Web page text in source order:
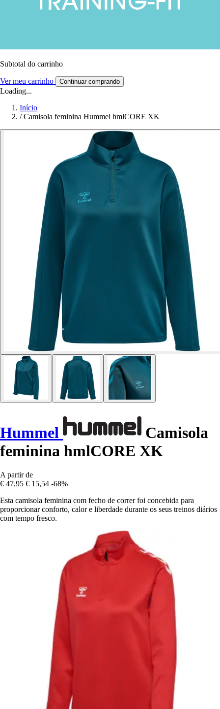
Subtotal do carrinho
Ver meu carrinho Continuar comprando
Loading...
Início
/ Camisola feminina Hummel hmlCORE XK
Hummel
Camisola
feminina hmlCORE XK
A partir de
€ 47,95 € 15,54 -68%
Esta camisola feminina com fecho de correr foi concebida para
proporcionar conforto, calor e liberdade durante os seus treinos diários
com tempo fresco.